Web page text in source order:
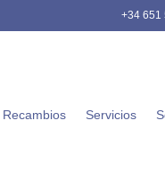
+34 651
Recambios Servicios